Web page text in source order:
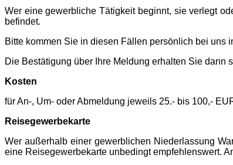
Wer eine gewerbliche Tätigkeit beginnt, sie verlegt
befindet.
Bitte kommen Sie in diesen Fällen persönlich bei uns
Die Bestätigung über Ihre Meldung erhalten Sie dann
Kosten
für An-, Um- oder Abmeldung jeweils 25.- bis 100,-
Reisegewerbekarte
Wer außerhalb einer gewerblichen Niederlassung
eine Reisegewerbekarte unbedingt empfehlenswert.